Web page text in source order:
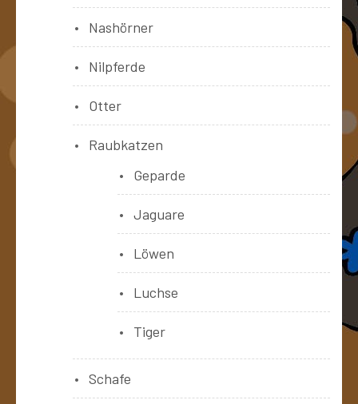
Nashörner
Nilpferde
Otter
Raubkatzen
Geparde
Jaguare
Löwen
Luchse
Tiger
Schafe